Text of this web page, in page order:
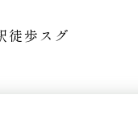
徒歩スグ